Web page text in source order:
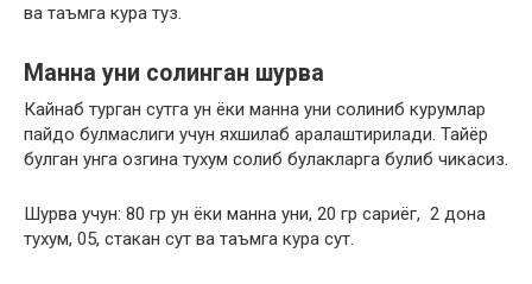
ва таъмга кура туз.
Манна уни солинган шурва
Кайнаб турган сутга ун ёки манна уни солиниб курумлар
пайдо булмаслиги учун яхшилаб аралаштирилади. Тайёр
булган унга озгина тухум солиб булакларга булиб чикасиз.
Шурва учун: 80 гр ун ёки манна уни, 20 гр сариёг, 2 дона
тухум, 05, стакан сут ва таъмга кура сут.